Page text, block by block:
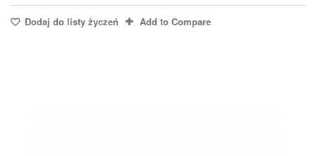
Dodaj do listy życzeń Add to Compare